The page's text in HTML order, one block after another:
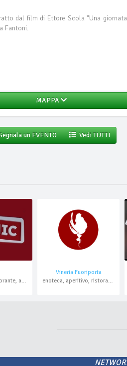
dal film di Ettore Scola "Una
Fantoni.
MAPPA
un EVENTO Vedi TUTTI
gastronomia, ristorante, asporto
Vineria Fuoriporta
enoteca, aperitivo, ristorante , pesce, domicilio